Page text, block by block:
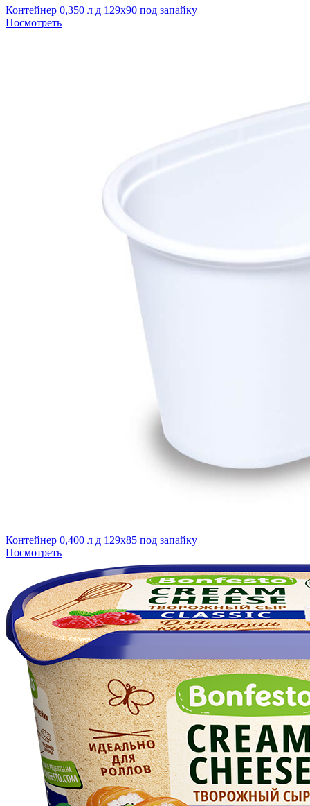
Контейнер 0,350 л д 129х90 под запайку
Посмотреть
Контейнер 0,400 л д 129х85 под запайку
Посмотреть